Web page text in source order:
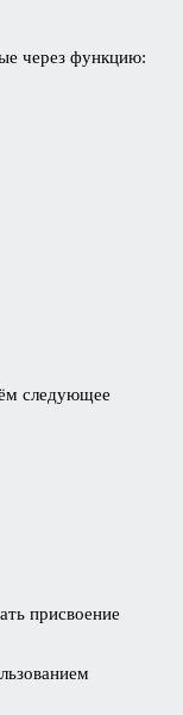
через функцию:
следующее
присвоение